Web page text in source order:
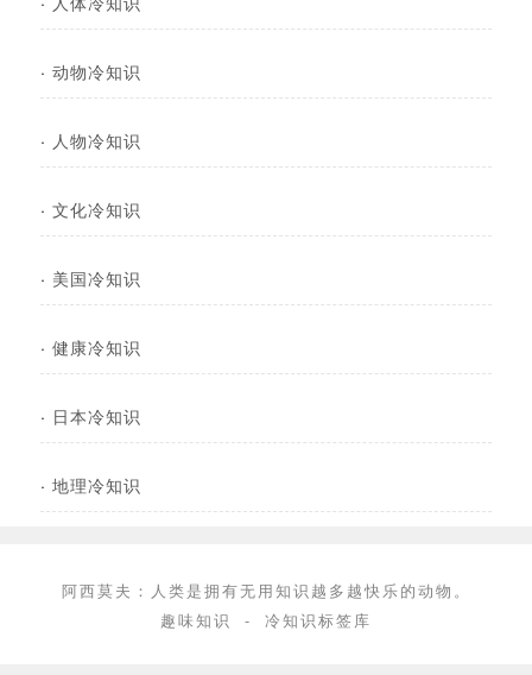
· 动物冷知识
· 人物冷知识
· 文化冷知识
· 美国冷知识
· 健康冷知识
· 日本冷知识
· 地理冷知识
阿西莫夫：人类是拥有无用知识越多越快乐的动物。
趣味知识
- 冷知识标签库